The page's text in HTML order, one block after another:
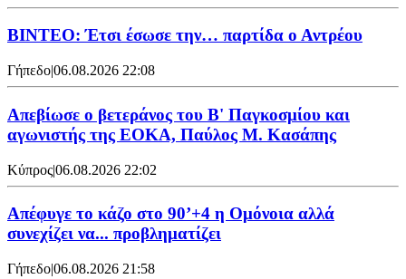
ΒΙΝΤΕΟ: Έτσι έσωσε την… παρτίδα ο Αντρέου
Γήπεδο|06.08.2026 22:08
Απεβίωσε ο βετεράνος του Β' Παγκοσμίου και
αγωνιστής της ΕΟΚΑ, Παύλος Μ. Κασάπης
Κύπρος|06.08.2026 22:02
Απέφυγε το κάζο στο 90’+4 η Ομόνοια αλλά
συνεχίζει να... προβληματίζει
Γήπεδο|06.08.2026 21:58